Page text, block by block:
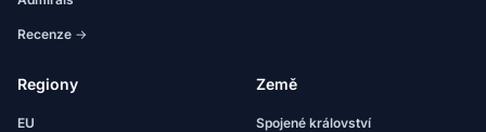
Recenze →
Regiony
EU
Země
Spojené království